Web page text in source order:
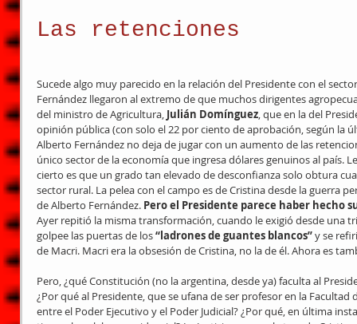
Las retenciones
Sucede algo muy parecido en la relación del Presidente con el
Fernández llegaron al extremo de que muchos dirigentes
del ministro de Agricultura, Julián Domínguez, que en la del
opinión pública (con solo el 22 por ciento de aprobación, según la
Alberto Fernández no deja de jugar con un aumento de las
único sector de la economía que ingresa dólares genuinos al país.
cierto es que un grado tan elevado de desconfianza solo obtura
sector rural. La pelea con el campo es de Cristina desde la guerra
de Alberto Fernández. Pero el Presidente parece haber hecho
Ayer repitió la misma transformación, cuando le exigió desde una
golpee las puertas de los “ladrones de guantes blancos” y se
de Macri. Macri era la obsesión de Cristina, no la de él. Ahora es
Pero, ¿qué Constitución (no la argentina, desde ya) faculta al
¿Por qué al Presidente, que se ufana de ser profesor en la
entre el Poder Ejecutivo y el Poder Judicial? ¿Por qué, en última